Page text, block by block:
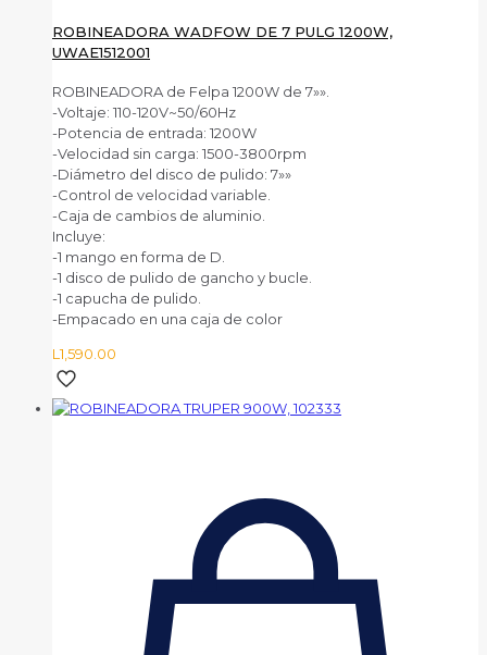
ROBINEADORA WADFOW DE 7 PULG 1200W,
UWAE1512001
ROBINEADORA de Felpa 1200W de 7»».
-Voltaje: 110-120V~50/60Hz
-Potencia de entrada: 1200W
-Velocidad sin carga: 1500-3800rpm
-Diámetro del disco de pulido: 7»»
-Control de velocidad variable.
-Caja de cambios de aluminio.
Incluye:
-1 mango en forma de D.
-1 disco de pulido de gancho y bucle.
-1 capucha de pulido.
-Empacado en una caja de color
L1,590.00